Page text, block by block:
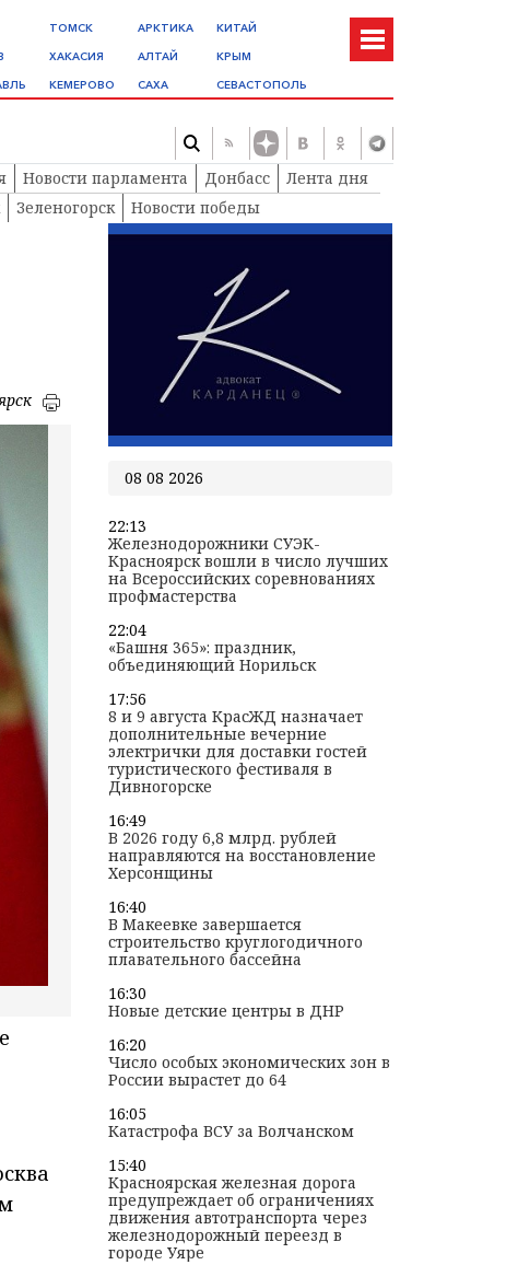
ТОМСК
ХАКАСИЯ
КЕМЕРОВО
АРКТИКА
АЛТАЙ
САХА
КИТАЙ
КРЫМ
СЕВАСТОПОЛЬ
Новости парламента Донбасс
Лента дня
Зеленогорск
Новости победы
08 08 2026
22:13
Железнодорожники СУЭК-
Красноярск вошли в число лучших
на Всероссийских соревнованиях
профмастерства
22:04
«Башня 365»: праздник,
объединяющий Норильск
17:56
8 и 9 августа КрасЖД назначает
дополнительные вечерние
электрички для доставки гостей
туристического фестиваля в
Дивногорске
16:49
В 2026 году 6,8 млрд. рублей
направляются на восстановление
Херсонщины
16:40
В Макеевке завершается
строительство круглогодичного
плавательного бассейна
16:30
Новые детские центры в ДНР
16:20
Число особых экономических зон в
России вырастет до 64
16:05
Катастрофа ВСУ за Волчанском
15:40
Красноярская железная дорога
предупреждает об ограничениях
движения автотранспорта через
железнодорожный переезд в
городе Уяре